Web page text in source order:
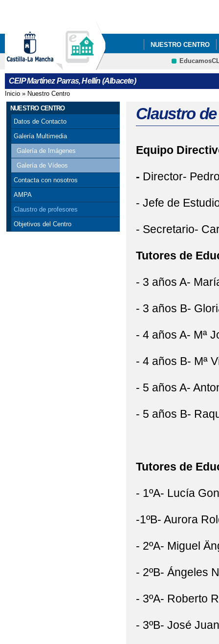
NUESTRO CENTRO
CEIP Martínez Parras, Hellín (Albacete)
Se encuentra usted aquí
Inicio » Nuestro Centro
NUESTRO CENTRO
Datos de Contacto
Galería Multimedia
Galería de Imágenes
Galería de Vídeos
Contacta con nosotros
AMPA
Claustro de profesores
Objetivos del Centro
Claustro
Equipo
- Director-
- Jefe de
- Secretario-
Tutores de
- 3 años A-
- 3 años B-
- 4 años A- Mª
- 4 años B- Mª
- 5 años A-
- 5 años B-
Tutores de
- 1ºA- Lucía
-1ºB- Aurora
- 2ºA- Miguel
- 2ºB- Ángeles
- 3ºA- Roberto
- 3ºB- José